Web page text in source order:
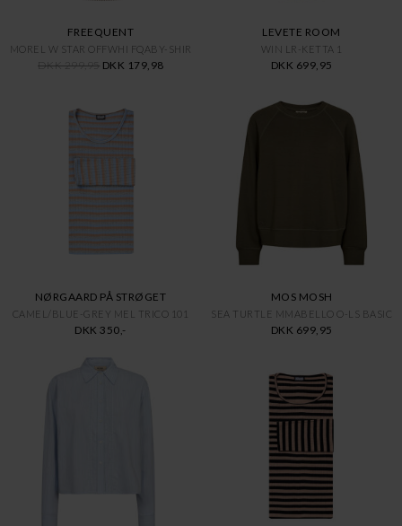
FREEQUENT
MOREL W STAR OFFWHI FQABY-SHIR
DKK 299,95 DKK 179,98
LEVETE ROOM
WIN LR-KETTA 1
DKK 699,95
NØRGAARD PÅ STRØGET
CAMEL/BLUE-GREY MEL TRICO 101
DKK 350,-
MOS MOSH
SEA TURTLE MMABELLO O-LS BASIC
DKK 699,95